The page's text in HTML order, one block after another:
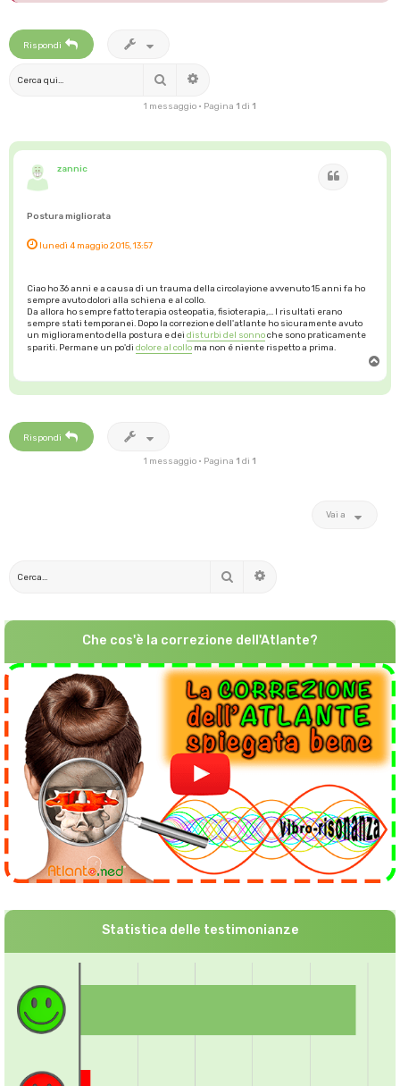
Rispondi
Cerca
1 messaggio • Pagina 1 di 1
zannic
Postura migliorata
lunedì 4 maggio 2015, 13:57
Ciao ho 36 anni e a causa di un trauma della circolayione avvenuto 15 anni fa ho
sempre avuto dolori alla schiena e al collo.
Da allora ho sempre fatto terapia osteopatia, fisioterapia,... I risultati erano
sempre stati temporanei. Dopo la correzione dell'atlante ho sicuramente avuto
un miglioramento della postura e dei disturbi del sonnoche sono praticamente
spariti. Permane un po'di dolore al collo ma non é niente rispetto a prima.
p
Rispondi
1 messaggio • Pagina 1 di 1
Vai a
Cerca
Che cos'è la correzione dell'Atlante?
Statistica delle testimonianze